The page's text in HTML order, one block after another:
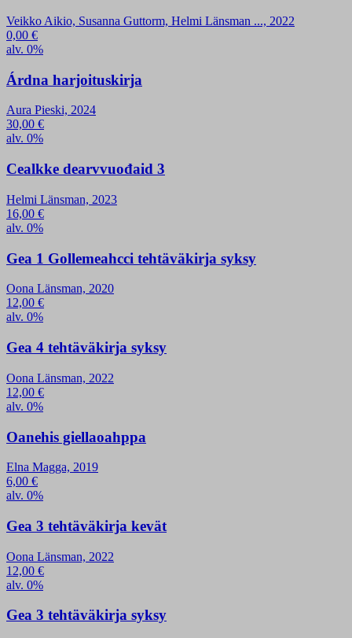
Veikko Aikio, Susanna Guttorm, Helmi Länsman ..., 2022
0,00 €
alv. 0%
Árdna harjoituskirja
Aura Pieski, 2024
30,00 €
alv. 0%
Cealkke dearvvuođaid 3
Helmi Länsman, 2023
16,00 €
alv. 0%
Gea 1 Gollemeahcci tehtäväkirja syksy
Oona Länsman, 2020
12,00 €
alv. 0%
Gea 4 tehtäväkirja syksy
Oona Länsman, 2022
12,00 €
alv. 0%
Oanehis giellaoahppa
Elna Magga, 2019
6,00 €
alv. 0%
Gea 3 tehtäväkirja kevät
Oona Länsman, 2022
12,00 €
alv. 0%
Gea 3 tehtäväkirja syksy